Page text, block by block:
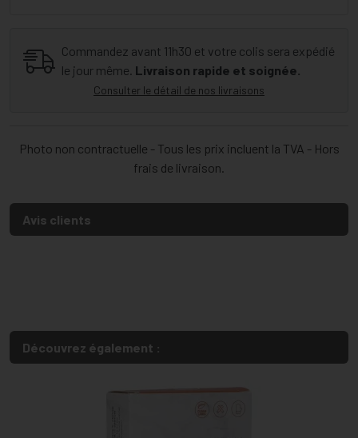
Commandez avant 11h30 et votre colis sera expédié
le jour même. Livraison rapide et soignée.
Consulter le détail de nos livraisons
Photo non contractuelle - Tous les prix incluent la TVA - Hors
frais de livraison.
Avis clients
Découvrez également :